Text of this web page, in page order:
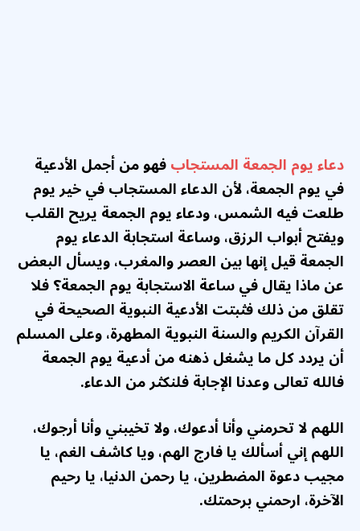
دعاء يوم الجمعة المستجابفهو من أجمل الأدعية
في يوم الجمعة، لأن الدعاء المستجاب في خير يوم
طلعت فيه الشمس، ودعاء يوم الجمعةيريح القلب
ويفتح أبواب الرزق، وساعة استجابة الدعاء يوم
الجمعة قيل إنها بين العصر والمغرب، ويسأل البعض
عنماذا يقال في ساعة الاستجابة يوم الجمعة؟ فلا
تقلق من ذلك فثبتت الأدعية النبوية الصحيحة في
القرآن الكريم والسنة النبوية المطهرة، وعلى المسلم
أن يردد كل ما يشغل ذهنه من أدعية يوم الجمعة
فالله تعالى وعدنا الإجابة فلنكثر من الدعاء.
اللهم لا تحرمني وأنا أدعوك، ولا تخيبني وأنا أرجوك،
اللهم إني أسألك يا فارج الهم، ويا كاشف الغم، يا
مجيب دعوة المضطرين، يا رحمن الدنيا، يا رحيم
الآخرة، ارحمني برحمتك.